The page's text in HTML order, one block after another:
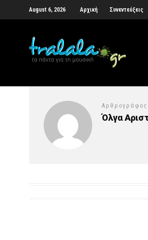
August 6, 2026 Αρχική Συνεντεύξεις
Αρθρογράφος
Όλγα